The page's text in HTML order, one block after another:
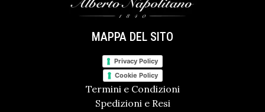
MAPPA DEL SITO
Privacy Policy
Cookie Policy
Termini e Condizioni
Spedizioni e Resi